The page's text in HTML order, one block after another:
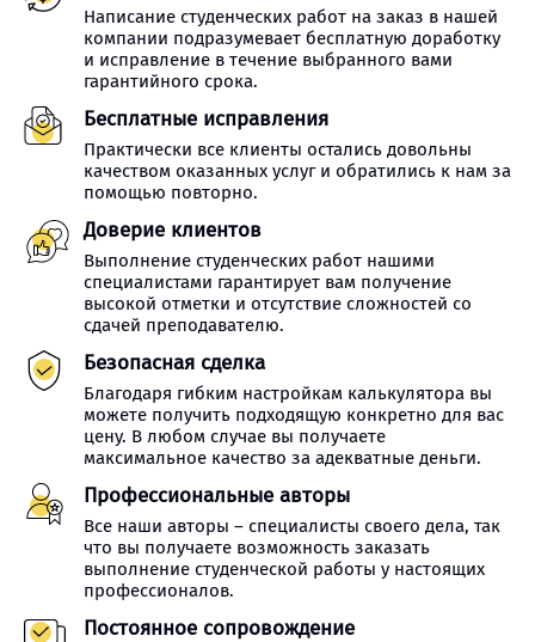
Написание студенческих работ на заказ в нашей
компании подразумевает бесплатную доработку
и исправление в течение выбранного вами
гарантийного срока.
Бесплатные исправления
Практически все клиенты остались довольны
качеством оказанных услуг и обратились к нам за
помощью повторно.
Доверие клиентов
Выполнение студенческих работ нашими
специалистами гарантирует вам получение
высокой отметки и отсутствие сложностей со
сдачей преподавателю.
Безопасная сделка
Благодаря гибким настройкам калькулятора вы
можете получить подходящую конкретно для вас
цену. В любом случае вы получаете
максимальное качество за адекватные деньги.
Профессиональные авторы
Все наши авторы – специалисты своего дела, так
что вы получаете возможность заказать
выполнение студенческой работы у настоящих
профессионалов.
Постоянное сопровождение